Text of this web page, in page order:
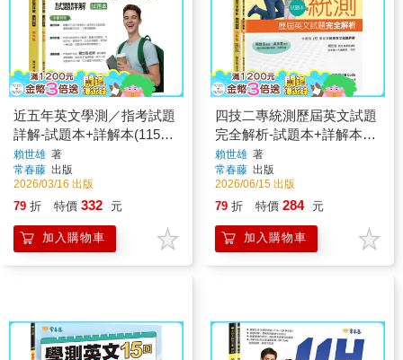
近五年英文學測／指考試題
詳解-試題本+詳解本(115年
版)
賴世雄 著
常春藤 出版
2026/03/16 出版
79 折 特價 332 元
加入購物車
四技二專統測歷屆英文試題
完全解析-試題本+詳解本
+QR Code線上音檔(115年
版)
賴世雄 著
常春藤 出版
2026/06/15 出版
79 折 特價 284 元
加入購物車